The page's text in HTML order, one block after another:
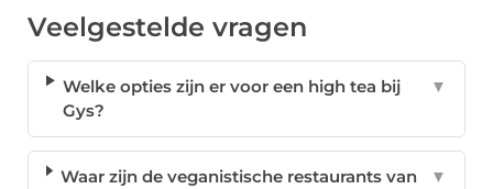
Veelgestelde vragen
Welke opties zijn er voor een high tea bij
Gys?
▼
Waar zijn de veganistische restaurants van
▼